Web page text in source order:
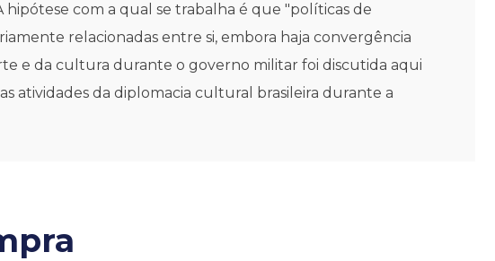
com a qual se trabalha é que "políticas de
relacionadas entre si, embora haja convergência
e da cultura durante o governo militar foi discutida aqui
atividades da diplomacia cultural brasileira durante a